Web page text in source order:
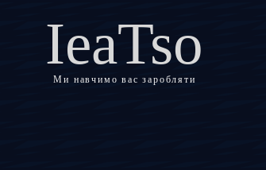
IeaTso
Ми навчимо вас заробляти